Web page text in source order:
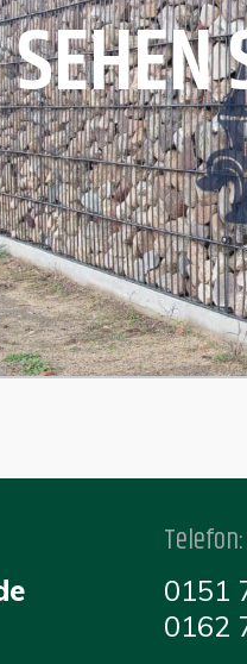
SEHEN
Telefon:
0151
0162